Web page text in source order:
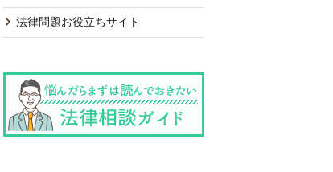
法律問題お役立ちサイト